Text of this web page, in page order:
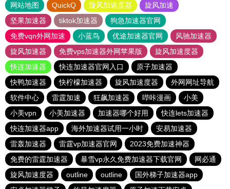
网站地图 QuickQ 旋风加速度器
旋风加速
坚果加速器
tiktok加速器
狗急加速器官网
免费vqn外网加速
小蓝鸟 优途加速器官网
风驰加速器
旋风加速器
免费vps加速器外网苹果版
旋风加速度器
快连加速器
快连加速器官网入口
原子加速器
快鸭加速器
快柠檬加速器 旋风加速度器
外网网址导航
软件中心
雷霆加速 狂飙加速器 哔咔漫画
小美
小美vpn
小美加速器 加速器哪个好用
快连lets加速器
快连加速器app
海外加速器试用一小时
安易加速器
雷轰加速器
雷霆vp加速器官网
2023免费加速神器
免费的雷霆加速器
暴雪vp永久免费加速器下载官网
网必通
旋风加速度器
outline outline
国外梯子加速器app